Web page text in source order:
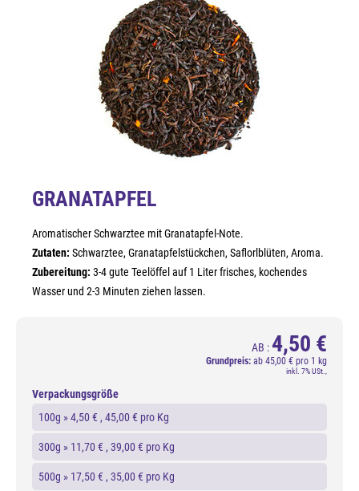
GRANATAPFEL
Aromatischer Schwarztee mit Granatapfel-Note.
Zutaten: Schwarztee, Granatapfelstückchen, Saflorlblüten, Aroma.
Zubereitung: 3-4 gute Teelöffel auf 1 Liter frisches, kochendes
Wasser und 2-3 Minuten ziehen lassen.
AB : 4,50 €
Grundpreis: ab 45,00 € pro 1 kg
inkl. 7% USt.,
Verpackungsgröße
100g »4,50 € , 45,00 € pro Kg
300g » 11,70 € , 39,00 € pro Kg
500g » 17,50 € , 35,00 € pro Kg